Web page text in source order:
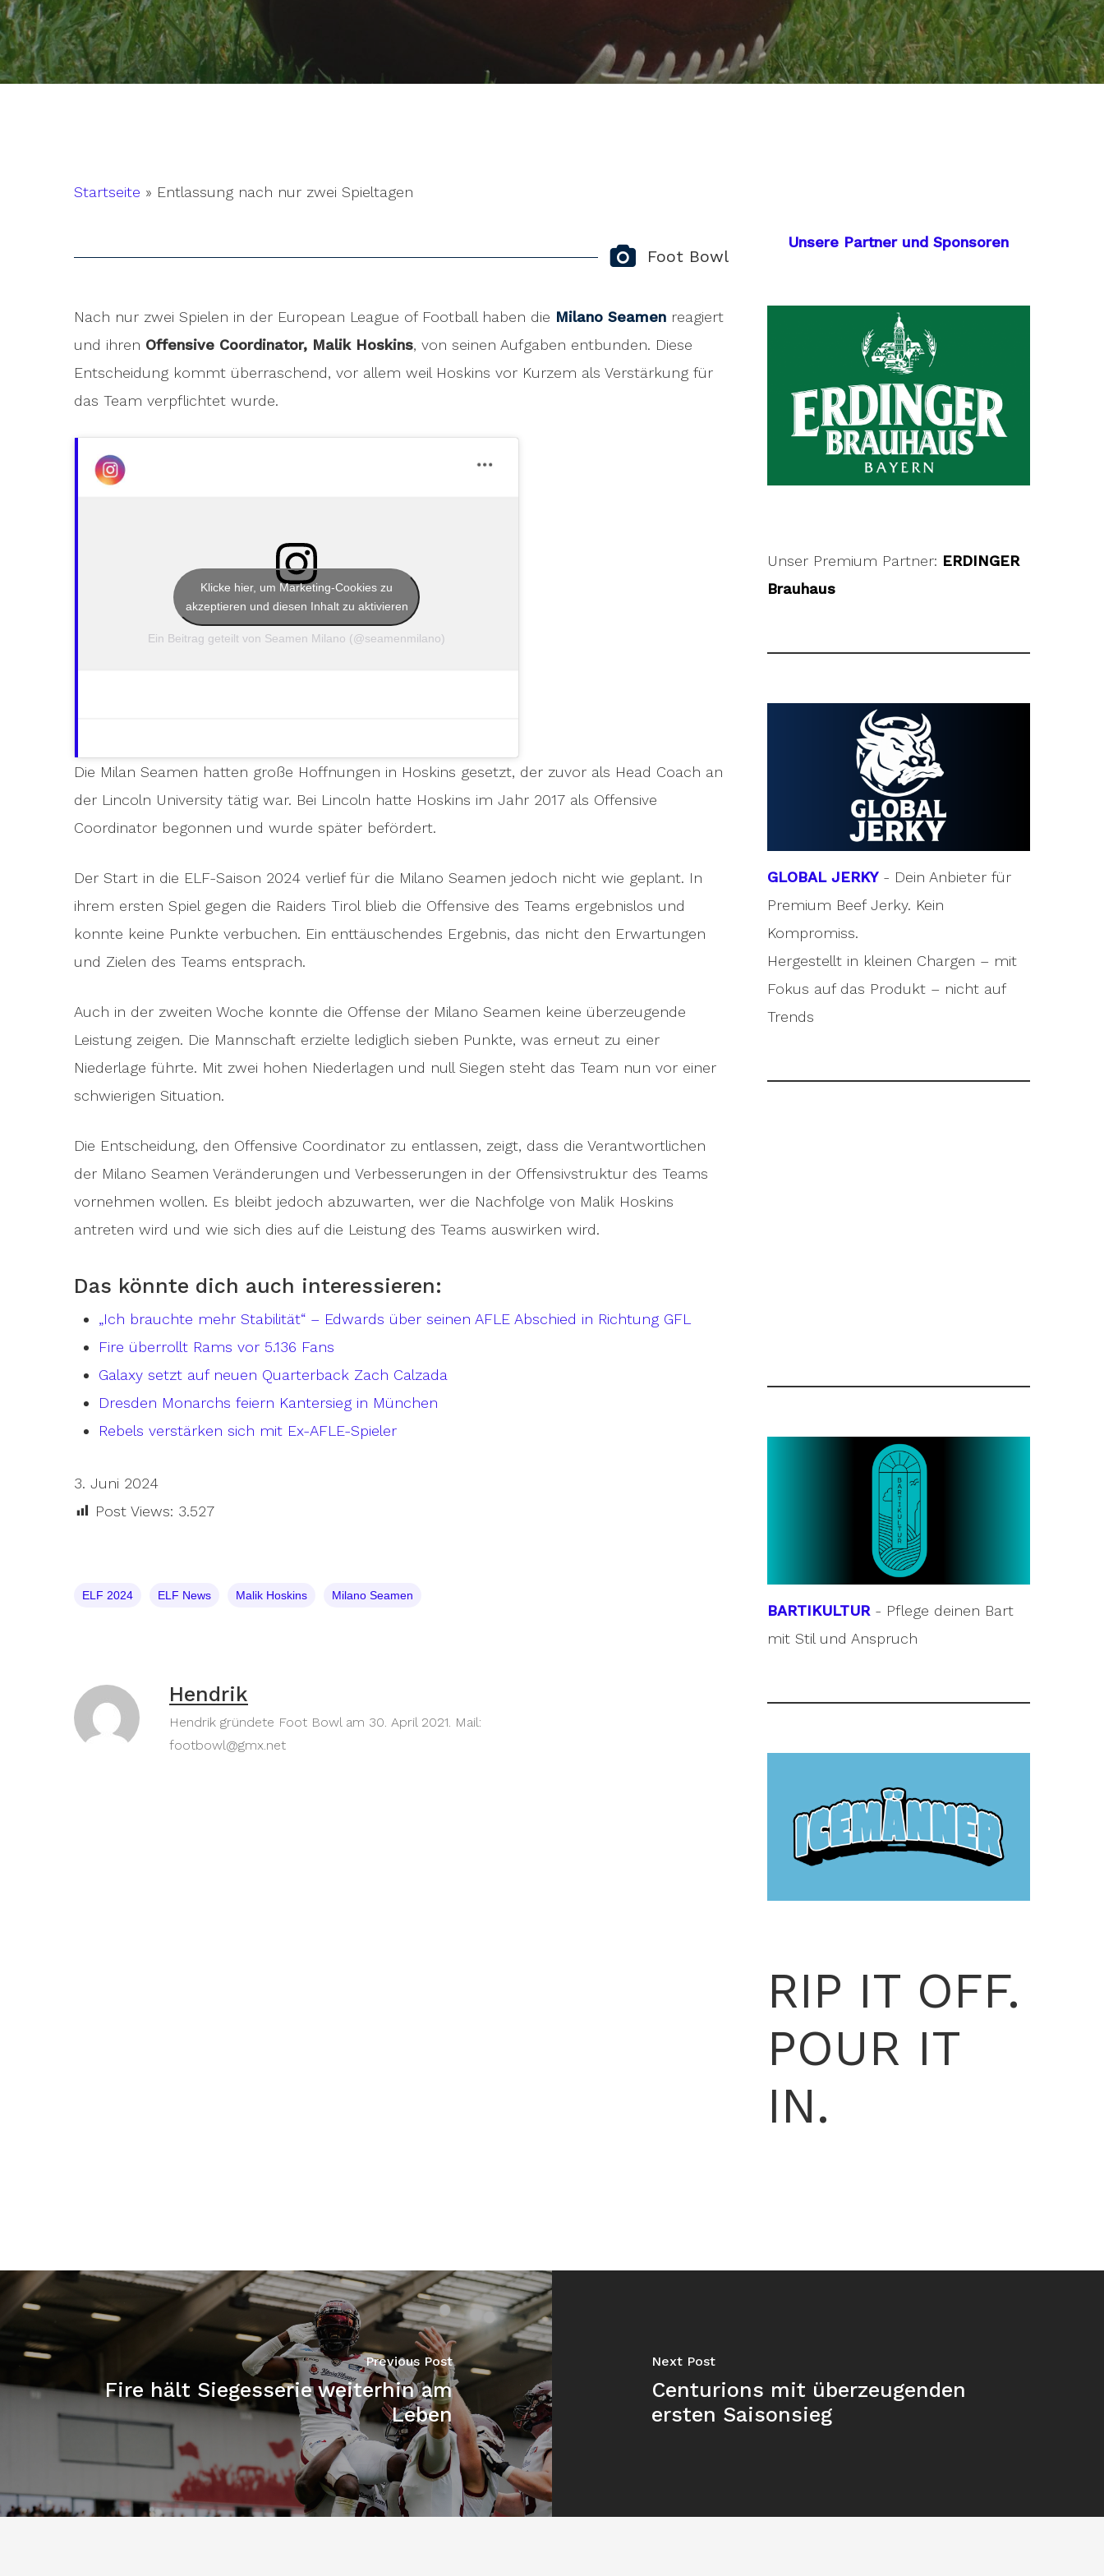
Hit enter to search or ESC to close
Startseite » Entlassung nach nur zwei Spieltagen
Foot Bowl
Nach nur zwei Spielen in der European League of Football haben die Milano Seamen reagiert
und ihren Offensive Coordinator, Malik Hoskins, von seinen Aufgaben entbunden. Diese
Entscheidung kommt überraschend, vor allem weil Hoskins vor Kurzem als Verstärkung für
das Team verpflichtet wurde.
Ein Beitrag geteilt von Seamen Milano (@seamenmilano)
Klicke hier, um Marketing-Cookies zu
akzeptieren und diesen Inhalt zu aktivieren
Die Milan Seamen hatten große Hoffnungen in Hoskins gesetzt, der zuvor als Head Coach an
der Lincoln University tätig war. Bei Lincoln hatte Hoskins im Jahr 2017 als Offensive
Coordinator begonnen und wurde später befördert.
Der Start in die ELF-Saison 2024 verlief für die Milano Seamen jedoch nicht wie geplant. In
ihrem ersten Spiel gegen die Raiders Tirol blieb die Offensive des Teams ergebnislos und
konnte keine Punkte verbuchen. Ein enttäuschendes Ergebnis, das nicht den Erwartungen
und Zielen des Teams entsprach.
Auch in der zweiten Woche konnte die Offense der Milano Seamen keine überzeugende
Leistung zeigen. Die Mannschaft erzielte lediglich sieben Punkte, was erneut zu einer
Niederlage führte. Mit zwei hohen Niederlagen und null Siegen steht das Team nun vor einer
schwierigen Situation.
Die Entscheidung, den Offensive Coordinator zu entlassen, zeigt, dass die Verantwortlichen
der Milano Seamen Veränderungen und Verbesserungen in der Offensivstruktur des Teams
vornehmen wollen. Es bleibt jedoch abzuwarten, wer die Nachfolge von Malik Hoskins
antreten wird und wie sich dies auf die Leistung des Teams auswirken wird.
Das könnte dich auch interessieren:
„Ich brauchte mehr Stabilität“ – Edwards über seinen AFLE Abschied in Richtung GFL
Fire überrollt Rams vor 5.136 Fans
Galaxy setzt auf neuen Quarterback Zach Calzada
Dresden Monarchs feiern Kantersieg in München
Rebels verstärken sich mit Ex-AFLE-Spieler
3. Juni 2024
Post Views: 3.527
ELF 2024 ELF News Malik Hoskins Milano Seamen
Hendrik
Hendrik gründete Foot Bowl am 30. April 2021. Mail:
footbowl@gmx.net
Unsere Partner und Sponsoren
Unser Premium Partner: ERDINGER
Brauhaus
GLOBAL JERKY- Dein Anbieter für
Premium Beef Jerky. Kein
Kompromiss.
Hergestellt in kleinen Chargen – mit
Fokus auf das Produkt – nicht auf
Trends
BARTIKULTUR- Pflege deinen Bart
mit Stil und Anspruch
RIP IT OFF.
POUR IT
IN.
Previous Post
Fire hält Siegesserie weiterhin am
Leben
Next Post
Centurions mit überzeugenden
ersten Saisonsieg